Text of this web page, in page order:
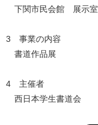
下関市民会館 展示室
3 事業の内容
書道作品展
4 主催者
西日本学生書道会